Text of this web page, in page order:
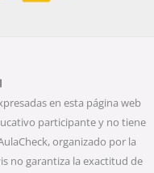
en esta página web
participante y no tiene
organizado por la
no garantiza la exactitud de